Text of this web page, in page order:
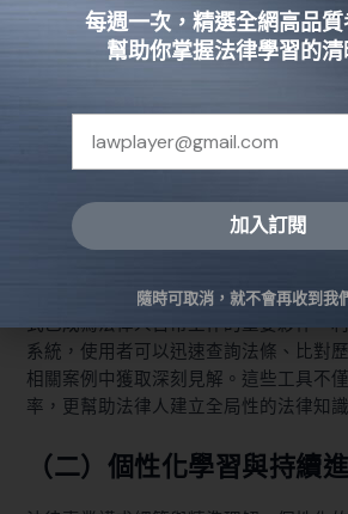
改。
注最新法規動態。
（一）如何利用專業工具
現代法律研究不再局限於傳統文獻，數
式已成為法律人日常工作的重要夥伴。
系統，使用者可以迅速查詢法條、比對
相關案例中獲取深刻見解。這些工具不
率，更幫助法律人建立全局性的法律知識
（二）個性化學習與持續
每週一次，精選全網高品質
幫助你掌握法律學習的清
加入訂閱
隨時可取消，就不會再收到我